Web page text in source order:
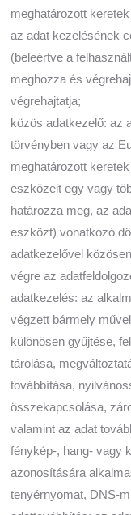
meghatározott
az adat kezelésének
(beleértve a
meghozza és
végrehajtatja;
közös adatkezelő: az
törvényben vagy az
meghatározott
eszközeit egy vagy
határozza meg, az
eszközt) vonatkozó
adatkezelővel
végre az
adatkezelés: az
végzett bármely
különösen gyűjtése,
tárolása,
továbbítása,
összekapcsolása,
valamint az adat
fénykép-, hang- vagy
azonosítására
tenyérnyomat, DNS-